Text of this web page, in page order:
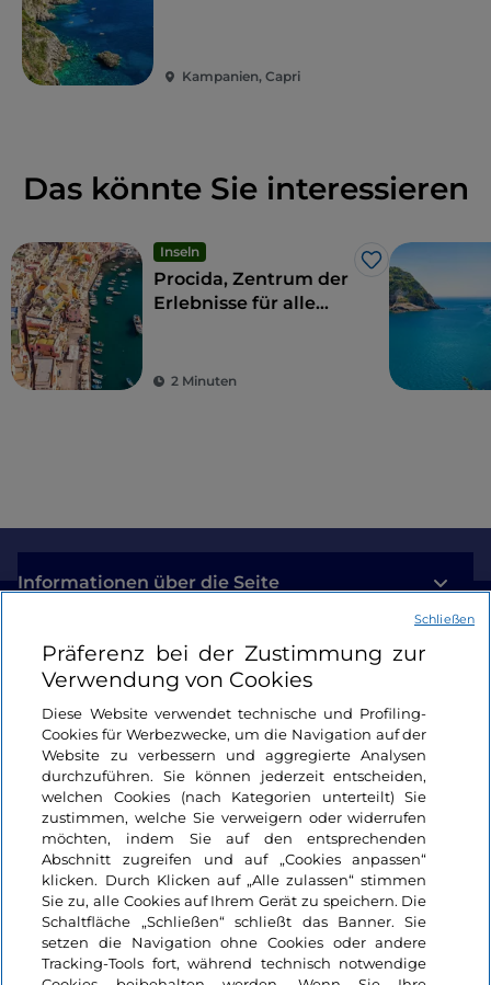
Spezialitäten ein.
Kampanien, Capri
Das könnte Sie interessieren
Inseln
Like
Procida, Zentrum der
Erlebnisse für alle
2 Minuten
Informationen über die Seite
Nützliche Links
Login
Bleiben wir in Kontakt
Präferenz bei der Zustimmung zur
Verwendung von Cookies
Diese Website verwendet technische und Profiling-
Cookies für Werbezwecke, um die Navigation auf der
Website zu verbessern und aggregierte Analysen
durchzuführen. Sie können jederzeit entscheiden,
welchen Cookies (nach Kategorien unterteilt) Sie
zustimmen, welche Sie verweigern oder widerrufen
möchten, indem Sie auf den entsprechenden
Abschnitt zugreifen und auf „Cookies anpassen“
klicken. Durch Klicken auf „Alle zulassen“ stimmen
Sie zu, alle Cookies auf Ihrem Gerät zu speichern. Die
Schaltfläche „Schließen“ schließt das Banner. Sie
setzen die Navigation ohne Cookies oder andere
Tracking-Tools fort, während technisch notwendige
Schließen